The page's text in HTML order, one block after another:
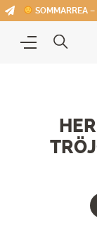
SOMMARREA